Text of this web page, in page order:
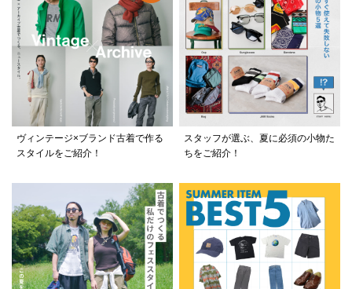
ヴィンテージ×ブランド古着で作る
スタイルをご紹介！
スタッフが選ぶ、夏に必須の小物た
ちをご紹介！